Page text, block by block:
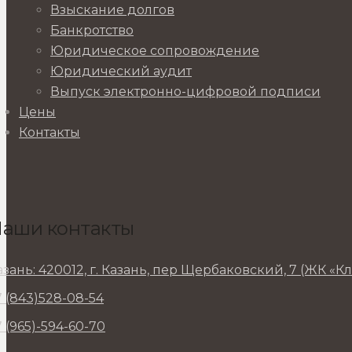
Взыскание долгов
Банкротство
Юридическое сопровождение
Юридический аудит
Выпуск электронно-цифровой подписи
Цены
Контакты
контакты
420012, г. Казань, пер Щербаковский, 7 (ЖК
(843)528-08-54
(965)-594-60-70